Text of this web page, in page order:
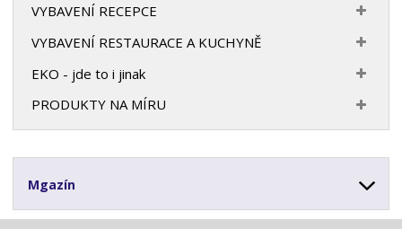
VYBAVENÍ RECEPCE
VYBAVENÍ RESTAURACE A KUCHYNĚ
EKO - jde to i jinak
PRODUKTY NA MÍRU
Mgazín